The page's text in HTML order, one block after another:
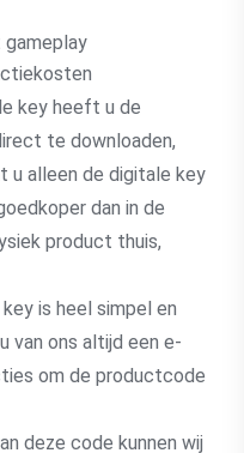
key heeft u de
te downloaden,
u alleen de digitale key
dan in de
product thuis,
is heel simpel en
van ons altijd een e-
om de productcode
deze code kunnen wij